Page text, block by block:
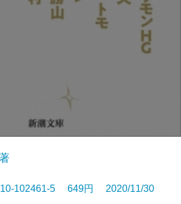
102461-5 649円 2020/11/30